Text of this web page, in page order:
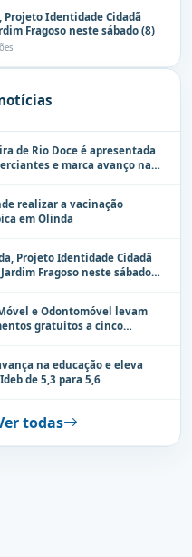
Projeto Identidade Cidadã
Fragoso neste sábado (8)
de Rio Doce é apresentada
e marca avanço na
realizar a vacinação
em Olinda
Projeto Identidade Cidadã
Fragoso neste sábado
e Odontomóvel levam
gratuitos a cinco
na educação e eleva
de 5,3 para 5,6
todas